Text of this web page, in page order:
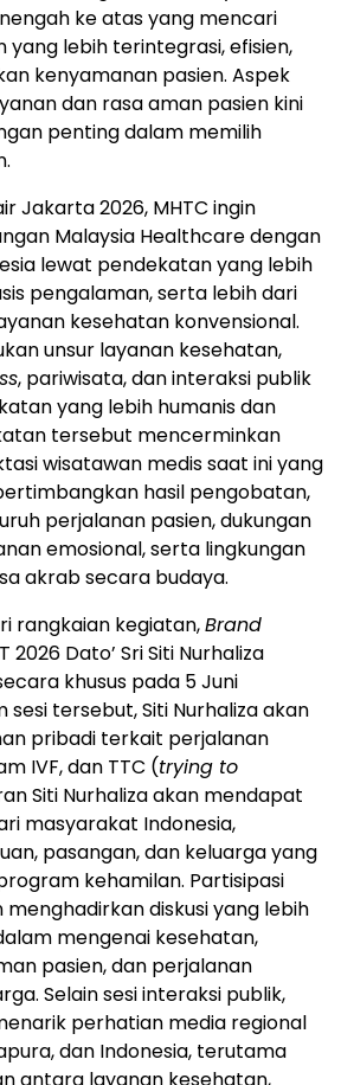
ke atas yang mencari
yang lebih terintegrasi, efisien,
kenyamanan pasien. Aspek
dan rasa aman pasien kini
penting dalam memilih
Jakarta 2026, MHTC ingin
Malaysia Healthcare dengan
lewat pendekatan yang lebih
pengalaman, serta lebih dari
kesehatan konvensional.
unsur layanan kesehatan,
, pariwisata, dan interaksi publik
yang lebih humanis dan
tersebut mencerminkan
wisatawan medis saat ini yang
hasil pengobatan,
perjalanan pasien, dukungan
emosional, serta lingkungan
akrab secara budaya.
rangkaian kegiatan,Brand
2026 Dato’ Sri Siti Nurhaliza
khusus pada 5 Juni
sesi tersebut, Siti Nurhaliza akan
pribadi terkait perjalanan
IVF, dan TTC (trying to
Siti Nurhaliza akan mendapat
masyarakat Indonesia,
pasangan, dan keluarga yang
kehamilan. Partisipasi
diskusi yang lebih
mengenai kesehatan,
pasien, dan perjalanan
Selain sesi interaksi publik,
perhatian media regional
dan Indonesia, terutama
antara layanan kesehatan,